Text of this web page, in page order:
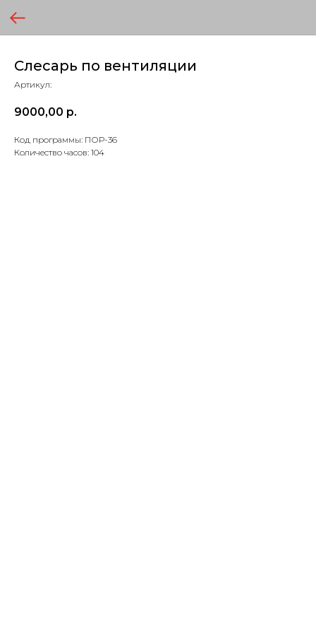
Слесарь по вентиляции
Артикул:
9000,00 р.
Код программы: ПОР-36
Количество часов: 104